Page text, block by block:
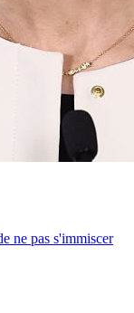
ne pas s'immiscer